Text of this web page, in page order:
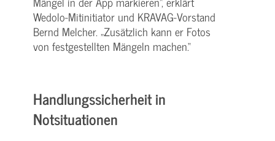
Wedolo-Mitinitiator und KRAVAG-Vorstand
Bernd Melcher. „Zusätzlich kann er Fotos
von festgestellten Mängeln machen.“
Handlungssicherheit in
Notsituationen